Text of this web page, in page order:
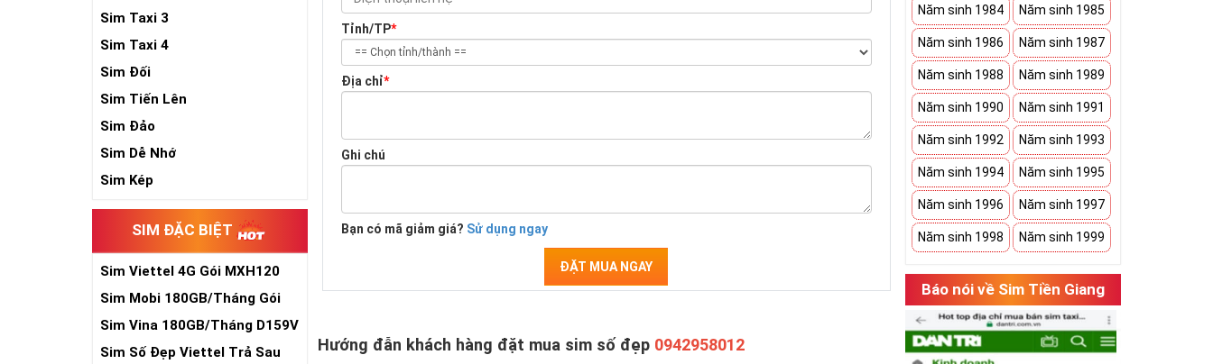
Sim Taxi 3
Sim Taxi 4
Sim Đối
Sim Tiến Lên
Sim Đảo
Sim Dễ Nhớ
Sim Kép
SIM ĐẶC BIỆT
Sim Viettel 4G Gói MXH120
Siêu Rẻ
Sim Mobi 180GB/Tháng Gói
TK159
Sim Vina 180GB/Tháng D159V
Sim Số Đẹp Viettel Trả Sau
Tỉnh/TP*
Địa chỉ*
Ghi chú
Bạn có mã giảm giá? Sử dụng ngay
ĐẶT MUA NGAY
Hướng đẫn khách hàng đặt mua sim số đẹp 0942958012
Năm sinh 1984 Năm sinh 1985
Năm sinh 1986 Năm sinh 1987
Năm sinh 1988 Năm sinh 1989
Năm sinh 1990 Năm sinh 1991
Năm sinh 1992 Năm sinh 1993
Năm sinh 1994 Năm sinh 1995
Năm sinh 1996 Năm sinh 1997
Năm sinh 1998 Năm sinh 1999
Báo nói về Sim Tiền Giang